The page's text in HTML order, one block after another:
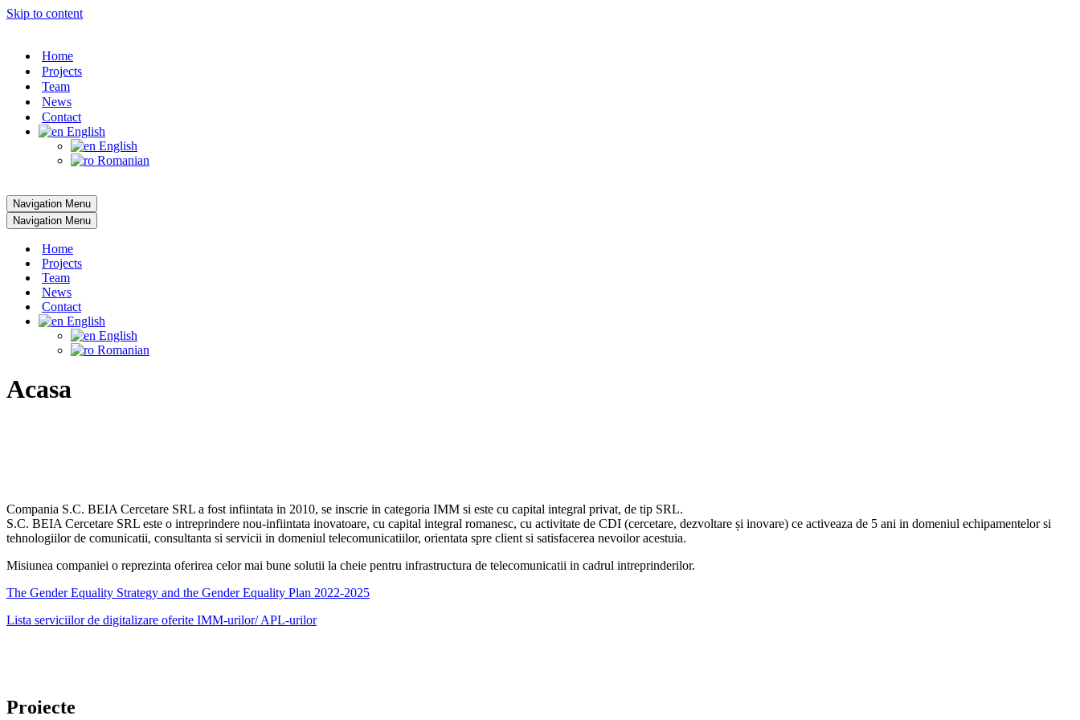
Skip to content
Home
Projects
Team
News
Contact
English
English
Romanian
Navigation Menu
Navigation Menu
Home
Projects
Team
News
Contact
English
English
Romanian
Acasa
Compania S.C. BEIA Cercetare SRL a fost infiintata in 2010, se inscrie in categoria IMM si este cu capital integral privat, de tip SRL.
S.C. BEIA Cercetare SRL este o intreprindere nou-infiintata inovatoare, cu capital integral romanesc, cu activitate de CDI (cercetare, dezvoltare și inovare) ce activeaza de 5 ani in domeniul echipamentelor si
tehnologiilor de comunicatii, consultanta si servicii in domeniul telecomunicatiilor, orientata spre client si satisfacerea nevoilor acestuia.
Misiunea companiei o reprezinta oferirea celor mai bune solutii la cheie pentru infrastructura de telecomunicatii in cadrul intreprinderilor.
The Gender Equality Strategy and the Gender Equality Plan 2022-2025
Lista serviciilor de digitalizare oferite IMM-urilor/ APL-urilor
Proiecte